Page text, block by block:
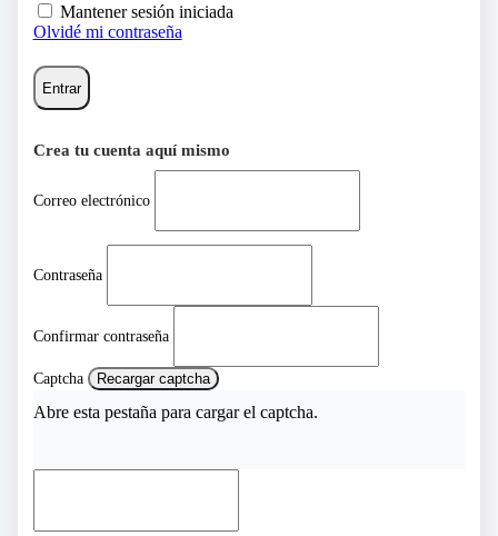
Mantener sesión iniciada
Olvidé mi contraseña
Entrar
Crea tu cuenta aquí mismo
Correo electrónico
Contraseña
Confirmar contraseña
Captcha Recargar captcha
Abre esta pestaña para cargar el captcha.